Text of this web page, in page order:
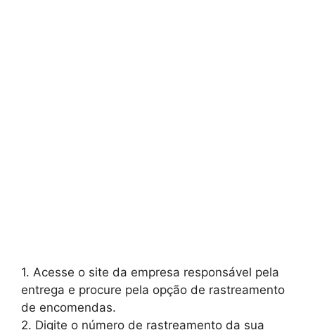
1. Acesse o site da empresa responsável pela
entrega e procure pela opção de rastreamento
de encomendas.
2. Digite o número de rastreamento da sua